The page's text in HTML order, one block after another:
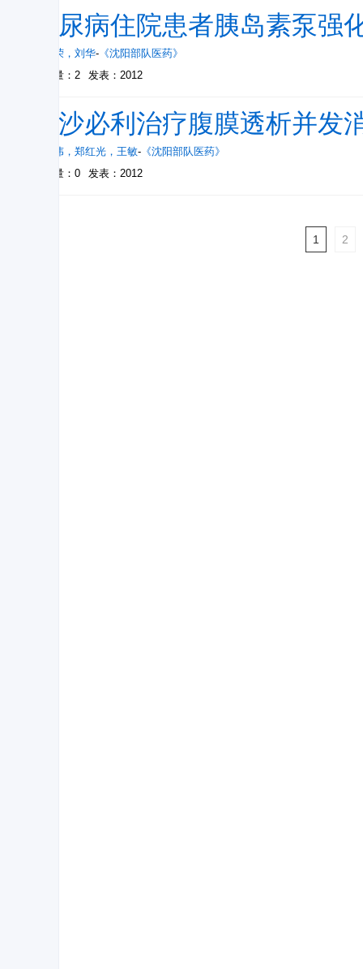
糖尿病住院患者胰岛素泵强
叶高荣 ， 刘华- 《沈阳部队医药》
被引量：2
发表：2012
莫沙必利治疗腹膜透析并发
张德伟 ， 郑红光 ， 王敏- 《沈阳部队医药》
被引量：0
发表：2012
1 2